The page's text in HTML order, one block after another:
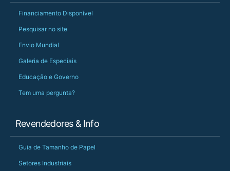
Financiamento Disponível
Pesquisar no site
Envio Mundial
Galeria de Especiais
Educação e Governo
Tem uma pergunta?
Revendedores & Info
Guia de Tamanho de Papel
Setores Industriais